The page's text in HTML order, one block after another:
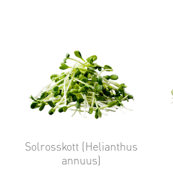
Solrosskott (Helianthus
annuus)